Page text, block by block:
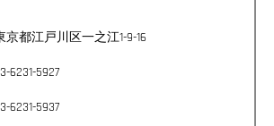
京都江戸川区一之江1-9-16
6231-5927
6231-5937